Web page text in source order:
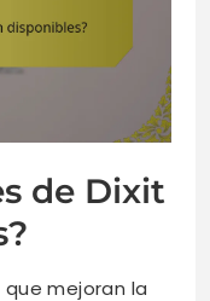
de Dixit
mejoran la